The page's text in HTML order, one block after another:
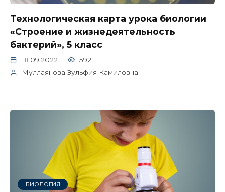
Технологическая карта урока биологии
«Строение и жизнедеятельность
бактерий», 5 класс
18.09.2022
592
Муллаянова Зульфия Камиловна
БИОЛОГИЯ